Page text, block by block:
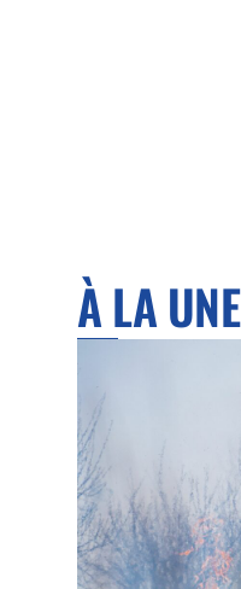
À LA UNE